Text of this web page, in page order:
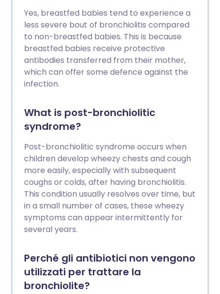
Yes, breastfed babies tend to experience a
less severe bout of bronchiolitis compared
to non-breastfed babies. This is because
breastfed babies receive protective
antibodies transferred from their mother,
which can offer some defence against the
infection.
What is post-bronchiolitic
syndrome?
Post-bronchiolitic syndrome occurs when
children develop wheezy chests and cough
more easily, especially with subsequent
coughs or colds, after having bronchiolitis.
This condition usually resolves over time, but
in a small number of cases, these wheezy
symptoms can appear intermittently for
several years.
Perché gli antibiotici non vengono
utilizzati per trattare la
bronchiolite?